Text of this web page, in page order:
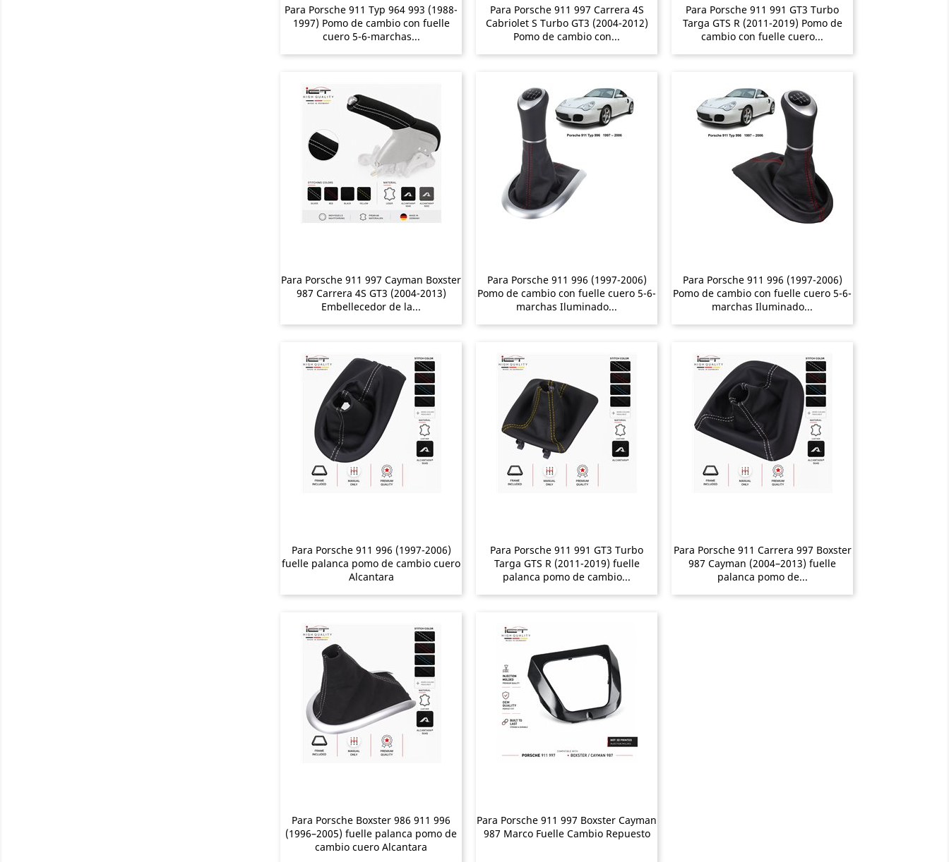
Para Porsche 911 Typ 964 993 (1988-
1997) Pomo de cambio con fuelle
cuero 5-6-marchas...
Para Porsche 911 997 Carrera 4S
Cabriolet S Turbo GT3 (2004-2012)
Pomo de cambio con...
Para Porsche 911 991 GT3 Turbo
Targa GTS R (2011-2019) Pomo de
cambio con fuelle cuero...
Para Porsche 911 997 Cayman Boxster
987 Carrera 4S GT3 (2004-2013)
Embellecedor de la...
Para Porsche 911 996 (1997-2006)
Pomo de cambio con fuelle cuero 5-6-
marchas Iluminado...
Para Porsche 911 996 (1997-2006)
Pomo de cambio con fuelle cuero 5-6-
marchas Iluminado...
Para Porsche 911 996 (1997-2006)
fuelle palanca pomo de cambio cuero
Alcantara
Para Porsche 911 991 GT3 Turbo
Targa GTS R (2011-2019) fuelle
palanca pomo de cambio...
Para Porsche 911 Carrera 997 Boxster
987 Cayman (2004–2013) fuelle
palanca pomo de...
Para Porsche Boxster 986 911 996
(1996–2005) fuelle palanca pomo de
cambio cuero Alcantara
Para Porsche 911 997 Boxster Cayman
987 Marco Fuelle Cambio Repuesto